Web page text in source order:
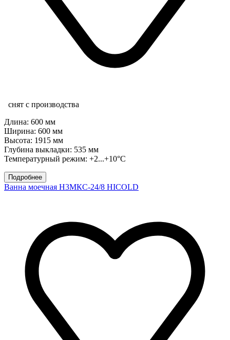
снят с производства
Длина: 600 мм
Ширина: 600 мм
Высота: 1915 мм
Глубина выкладки: 535 мм
Температурный режим: +2...+10°C
Подробнее
Ванна моечная Н3МКС-24/8 HICOLD